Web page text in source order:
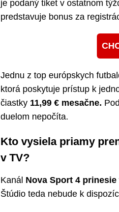
je podaný tiket v ostatnom
predstavuje bonus za
Jednu z top európskych
ktorá poskytuje prístup k
čiastky 11,99 € mesačne.
duelom nepočíta.
Kto vysiela priamy
v TV?
Kanál Nova Sport 4
Štúdio teda nebude k